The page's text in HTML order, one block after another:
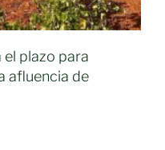
el plazo para
afluencia de